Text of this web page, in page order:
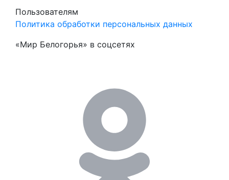
Пользователям
Политика обработки персональных данных
«Мир Белогорья» в соцсетях